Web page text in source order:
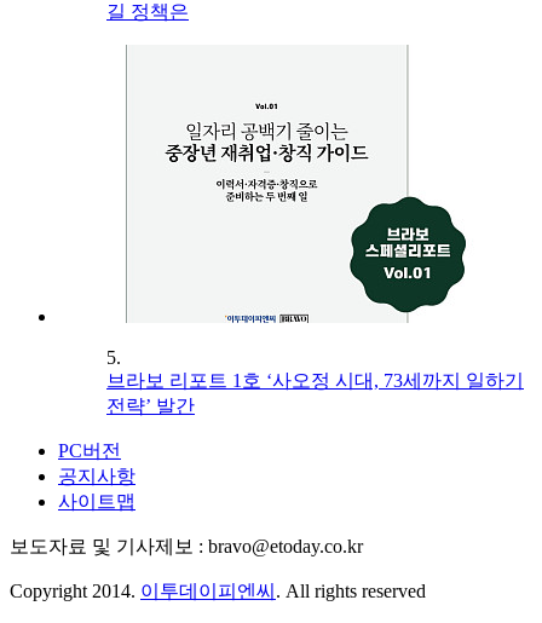
길 정책은
5.
브라보 리포트 1호 ‘사오정 시대, 73세까지 일하기
전략’ 발간
PC버전
공지사항
사이트맵
보도자료 및 기사제보 : bravo@etoday.co.kr
Copyright 2014. 이투데이피엔씨 . All rights reserved